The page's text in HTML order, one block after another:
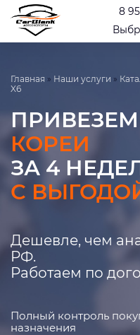
8
Главная » Наши услуги »
X6
ПРИВЕЗЕМ
КОРЕИ
ЗА 4
С
Дешевле, чем
РФ.
Работаем по
Полный контроль
назначения